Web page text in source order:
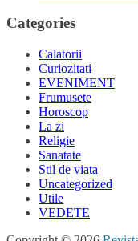
Categories
Calatorii
Curiozitati
EVENIMENT
Frumusete
Horoscop
La zi
Religie
Sanatate
Stil de viata
Uncategorized
Utile
VEDETE